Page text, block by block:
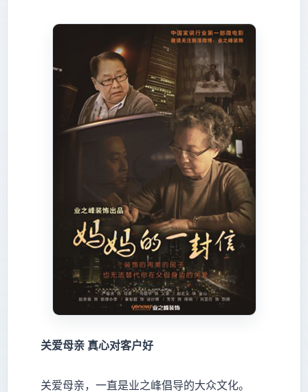
关爱母亲 真心对客户好
关爱母亲，一直是业之峰倡导的大众文化。